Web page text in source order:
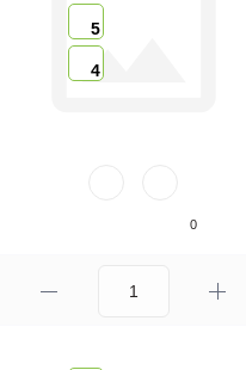
5
4
0